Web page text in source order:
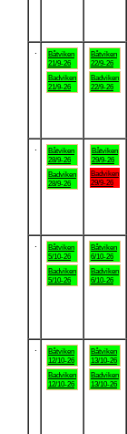
Båtviken
21/9-26
Badviken
21/9-26
Båtviken
22/9-26
Badviken
22/9-26
Båtviken
28/9-26
Badviken
28/9-26
Båtviken
29/9-26
Badviken
29/9-26
Båtviken
5/10-26
Badviken
5/10-26
Båtviken
6/10-26
Badviken
6/10-26
Båtviken
12/10-26
Badviken
12/10-26
Båtviken
13/10-26
Badviken
13/10-26